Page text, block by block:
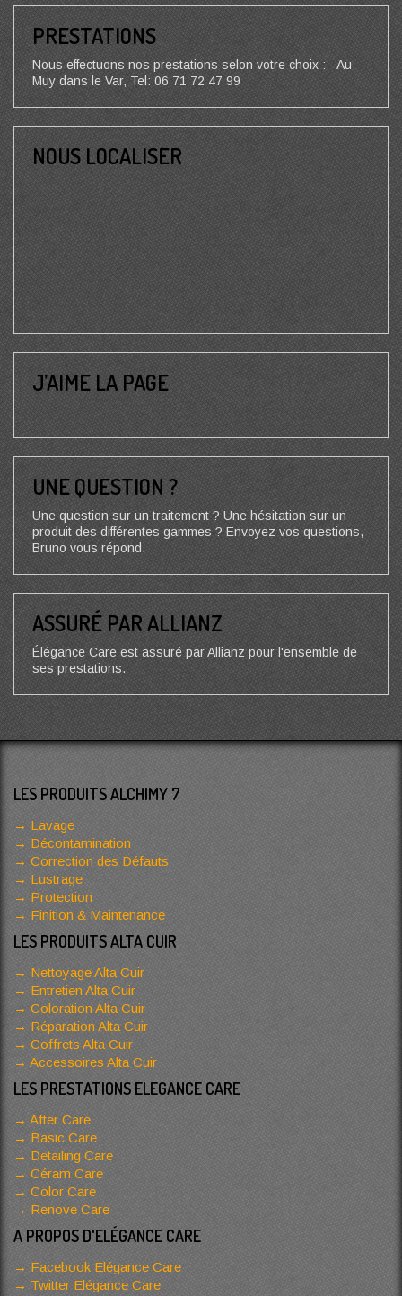
PRESTATIONS
Nous effectuons nos prestations selon votre choix : - Au
Muy dans le Var, Tel: 06 71 72 47 99
NOUS LOCALISER
J’AIME LA PAGE
UNE QUESTION ?
Une question sur un traitement ? Une hésitation sur un
produit des différentes gammes ? Envoyez vos questions,
Bruno vous répond.
ASSURÉ PAR ALLIANZ
Élégance Care est assuré par Allianz pour l'ensemble de
ses prestations.
LES PRODUITS ALCHIMY 7
Lavage
Décontamination
Correction des Défauts
Lustrage
Protection
Finition & Maintenance
LES PRODUITS ALTA CUIR
Nettoyage Alta Cuir
Entretien Alta Cuir
Coloration Alta Cuir
Réparation Alta Cuir
Coffrets Alta Cuir
Accessoires Alta Cuir
LES PRESTATIONS ELEGANCE CARE
After Care
Basic Care
Detailing Care
Céram Care
Color Care
Renove Care
A PROPOS D'ELÉGANCE CARE
Facebook Elégance Care
Twitter Elégance Care